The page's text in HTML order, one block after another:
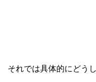
それでは具体的にどう